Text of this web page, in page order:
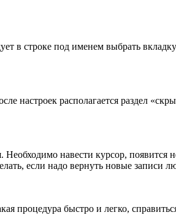
в строке под именем выбрать
настроек располагается раздел
навести курсор, появится
если надо вернуть новые записи
процедура быстро и легко,